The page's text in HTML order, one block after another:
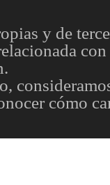
y de
cómo